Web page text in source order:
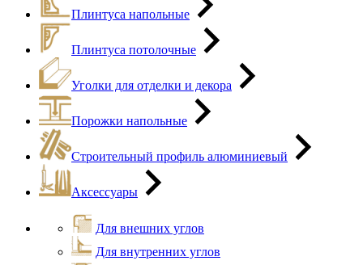
Плинтуса напольные
Плинтуса потолочные
Уголки для отделки и декора
Порожки напольные
Строительный профиль алюминиевый
Аксессуары
Для внешних углов
Для внутренних углов